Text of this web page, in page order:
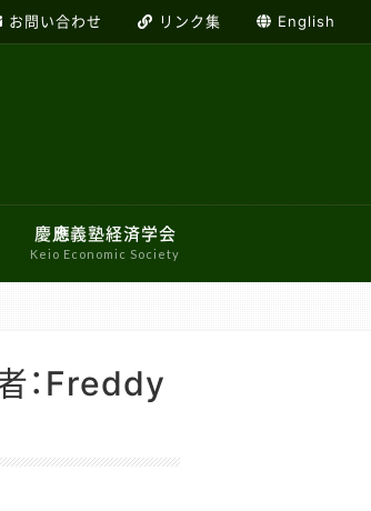
お問い合わせ リンク集 English
慶應義塾経済学会
Keio Economic Society
：Freddy